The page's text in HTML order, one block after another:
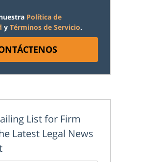
Política de
y Términos de Servicio.
List for Firm
Latest Legal News